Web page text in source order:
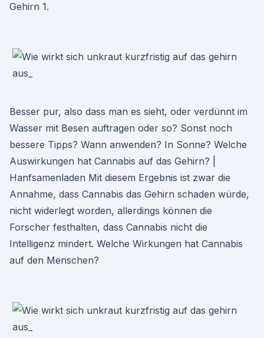
Gehirn 1.
Besser pur, also dass man es sieht, oder verdünnt im
Wasser mit Besen auftragen oder so? Sonst noch
bessere Tipps? Wann anwenden? In Sonne? Welche
Auswirkungen hat Cannabis auf das Gehirn? |
Hanfsamenladen Mit diesem Ergebnis ist zwar die
Annahme, dass Cannabis das Gehirn schaden würde,
nicht widerlegt worden, allerdings können die
Forscher festhalten, dass Cannabis nicht die
Intelligenz mindert. Welche Wirkungen hat Cannabis
auf den Menschen?